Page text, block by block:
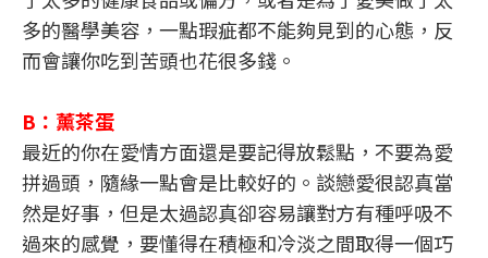
多的醫學美容，一點瑕疵都不能夠見到的心態，反
而會讓你吃到苦頭也花很多錢。
B：薰茶蛋
最近的你在愛情方面還是要記得放鬆點，不要為愛
拼過頭，隨緣一點會是比較好的。談戀愛很認真當
然是好事，但是太過認真卻容易讓對方有種呼吸不
過來的感覺，要懂得在積極和冷淡之間取得一個巧